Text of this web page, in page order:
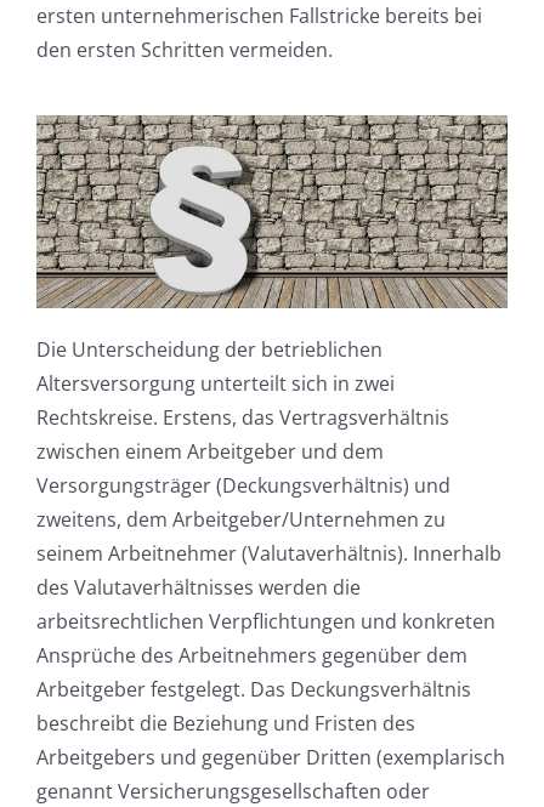
ersten unternehmerischen Fallstricke bereits bei
den ersten Schritten vermeiden.
Die Unterscheidung der betrieblichen
Altersversorgung unterteilt sich in zwei
Rechtskreise. Erstens, das Vertragsverhältnis
zwischen einem Arbeitgeber und dem
Versorgungsträger (Deckungsverhältnis) und
zweitens, dem Arbeitgeber/Unternehmen zu
seinem Arbeitnehmer (Valutaverhältnis). Innerhalb
des Valutaverhältnisses werden die
arbeitsrechtlichen Verpflichtungen und konkreten
Ansprüche des Arbeitnehmers gegenüber dem
Arbeitgeber festgelegt. Das Deckungsverhältnis
beschreibt die Beziehung und Fristen des
Arbeitgebers und gegenüber Dritten (exemplarisch
genannt Versicherungsgesellschaften oder